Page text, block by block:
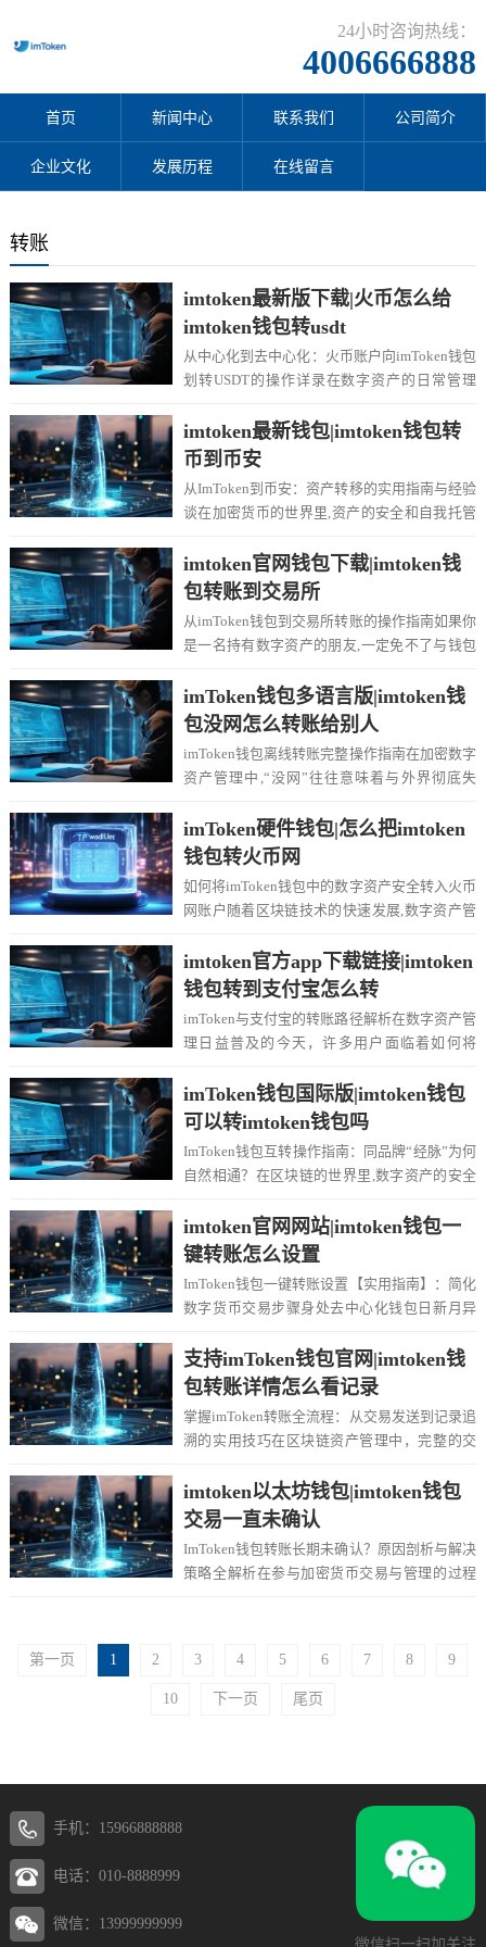
24小时咨询热线：
4006666888
首页 新闻中心 联系我们 公司简介
企业文化 发展历程 在线留言
转账
imtoken最新版下载|火币怎么给
imtoken钱包转usdt
从中心化到去中心化：火币账户向imToken钱包
划转USDT的操作详录在数字资产的日常管理
imtoken最新钱包|imtoken钱包转
币到币安
从ImToken到币安：资产转移的实用指南与经验
谈在加密货币的世界里,资产的安全和自我托管
imtoken官网钱包下载|imtoken钱
包转账到交易所
从imToken钱包到交易所转账的操作指南如果你
是一名持有数字资产的朋友,一定免不了与钱包
imToken钱包多语言版|imtoken钱
包没网怎么转账给别人
imToken钱包离线转账完整操作指南在加密数字
资产管理中,“没网”往往意味着与外界彻底失
imToken硬件钱包|怎么把imtoken
钱包转火币网
如何将imToken钱包中的数字资产安全转入火币
网账户随着区块链技术的快速发展,数字资产管
imtoken官方app下载链接|imtoken
钱包转到支付宝怎么转
imToken与支付宝的转账路径解析在数字资产管
理日益普及的今天，许多用户面临着如何将
imToken钱包国际版|imtoken钱包
可以转imtoken钱包吗
ImToken钱包互转操作指南：同品牌“经脉”为何
自然相通？在区块链的世界里,数字资产的安全
imtoken官网网站|imtoken钱包一
键转账怎么设置
ImToken钱包一键转账设置【实用指南】：简化
数字货币交易步骤身处去中心化钱包日新月异
支持imToken钱包官网|imtoken钱
包转账详情怎么看记录
掌握imToken转账全流程：从交易发送到记录追
溯的实用技巧在区块链资产管理中，完整的交
imtoken以太坊钱包|imtoken钱包
交易一直未确认
ImToken钱包转账长期未确认？原因剖析与解决
策略全解析在参与加密货币交易与管理的过程
第一页 1 2 3 4 5 6 7 8 9
10 下一页 尾页
手机：15966888888
电话：010-8888999
微信：13999999999